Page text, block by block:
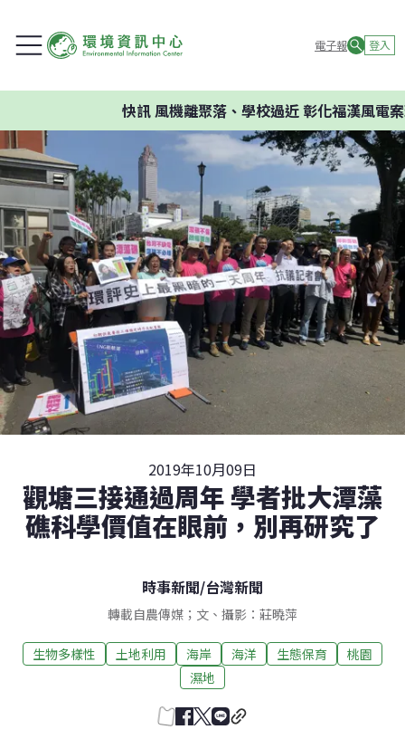
電子報 登入
風機離聚落、學校過近 彰化福漢風電案環委
2019年10月09日
觀塘三接通過周年 學者批大潭藻
礁科學價值在眼前，別再研究了
時事新聞/台灣新聞
轉載自農傳媒；文、攝影：莊曉萍
生物多樣性 土地利用 海岸 海洋 生態保育
桃園
濕地